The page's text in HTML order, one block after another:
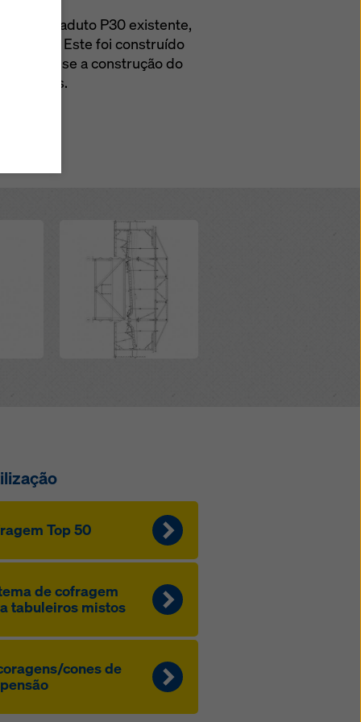
ao viaduto P30 existente,
70 m. Este foi construído
se a construção do
mistos.
Top 50
de cofragem
tabuleiros mistos
cones de
a
os
se
de
e